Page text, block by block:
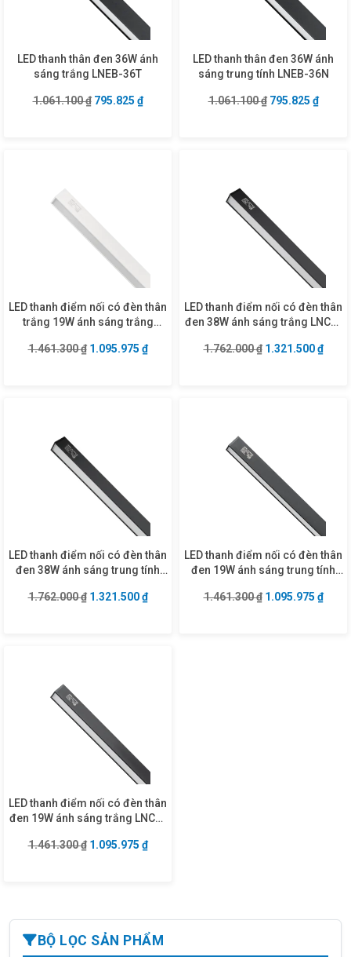
BỘ LỌC SẢN PHẨM
LED thanh thân đen 36W ánh
sáng trắng LNEB-36T
1.061.100₫ Giá gốc là: 1.061.100 ₫.
795.825 ₫Giá hiện tại là: 795.825 ₫.
LED thanh thân đen 36W ánh
sáng trung tính LNEB-36N
1.061.100₫ Giá gốc là:
795.825 ₫Giá
LED thanh điểm nối có đèn thân
trắng 19W ánh sáng trắng
1.461.300₫ Giá gốc là: 1.461.300 ₫.
1.095.975 ₫Giá hiện tại là: 1.095.975 ₫.
LED thanh điểm nối có đèn thân
đen 38W ánh sáng trắng LNCB-
1.762.000₫ Giá gốc là:
1.321.500₫Giá
LED thanh điểm nối có đèn thân
đen 38W ánh sáng trung tính
1.762.000₫ Giá gốc là: 1.762.000 ₫.
1.321.500₫Giá hiện tại là: 1.321.500 ₫.
LED thanh điểm nối có đèn thân
đen 19W ánh sáng trung tính
1.461.300₫ Giá gốc là:
1.095.975 ₫Giá
LED thanh điểm nối có đèn thân
đen 19W ánh sáng trắng LNCB-
1.461.300₫ Giá gốc là: 1.461.300 ₫.
1.095.975 ₫Giá hiện tại là: 1.095.975 ₫.